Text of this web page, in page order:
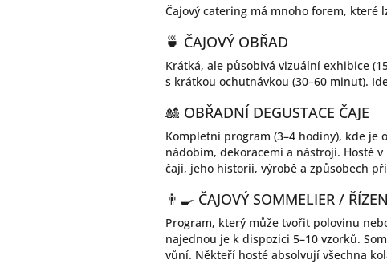
Čajový catering má mnoho forem, které
🍵 ČAJOVÝ OBŘAD
Krátká, ale působivá vizuální exhibice
s krátkou ochutnávkou (30–60 minut).
🎎 OBŘADNÍ DEGUSTACE ČAJE
Kompletní program (3–4 hodiny), kde
nádobím, dekoracemi a nástroji. Hosté
čaji, jeho historii, výrobě a způsobech
👨‍🍳 ČAJOVÝ SOMMELIER /
Program, který může tvořit polovinu
najednou je k dispozici 5–10 vzorků.
vůní. Někteří hosté absolvují všechna